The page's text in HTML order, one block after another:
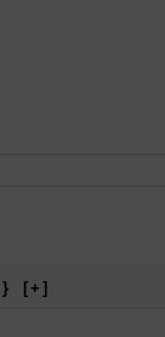
[+]